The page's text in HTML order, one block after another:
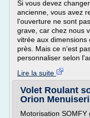
Si vous devez
ancienne, vous avez
l'ouverture ne sont
grave, car chez nous
vitrée aux dimensions
près. Mais ce n'est
personnaliser selon
Lire la suite
Volet Roulant
Orion
Motorisation SOMFY